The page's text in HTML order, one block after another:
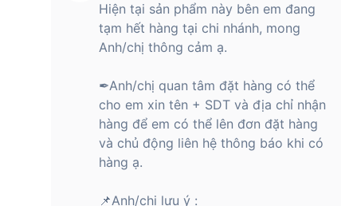
Hiện tại sản phẩm này bên em đang
tạm hết hàng tại chi nhánh, mong
Anh/chị thông cảm ạ.
✒Anh/chị quan tâm đặt hàng có thể
cho em xin tên + SDT và địa chỉ nhận
hàng để em có thể lên đơn đặt hàng
và chủ động liên hệ thông báo khi có
hàng ạ.
📌Anh/chị lưu ý :